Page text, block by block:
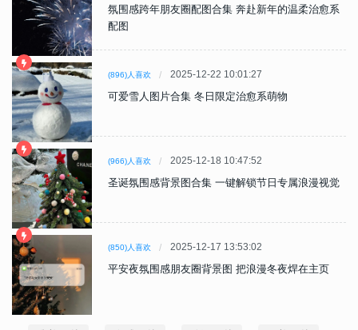
氛围感跨年朋友圈配图合集 奔赴新年的温柔治愈系
配图
(896)人喜欢 2025-12-22 10:01:27
可爱雪人图片合集 冬日限定治愈系萌物
(966)人喜欢 2025-12-18 10:47:52
圣诞氛围感背景图合集 一键解锁节日专属浪漫视觉
(850)人喜欢 2025-12-17 13:53:02
平安夜氛围感朋友圈背景图 把浪漫冬夜焊在主页